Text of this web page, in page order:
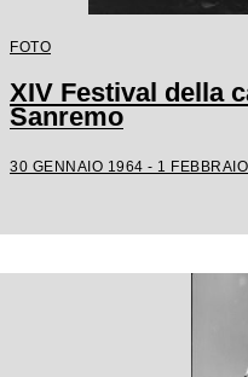
FOTO
XIV Festival della
Sanremo
30 GENNAIO 1964 - 1